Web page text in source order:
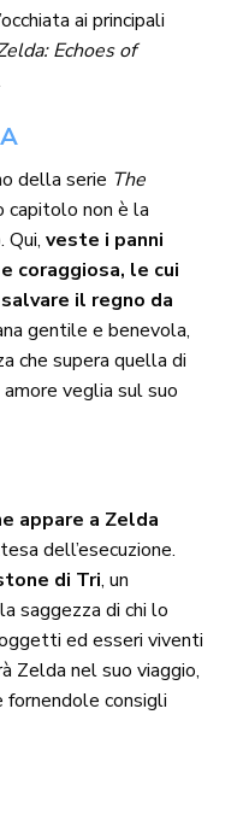
ai principali
Echoes of
della serie The
capitolo non è la
Qui,veste i panni
coraggiosa, le cui
il regno da
gentile e benevola,
che supera quella di
veglia sul suo
appare a Zelda
dell’esecuzione.
di Tri, un
saggezza di chi lo
ed esseri viventi
Zelda nel suo viaggio,
fornendole consigli